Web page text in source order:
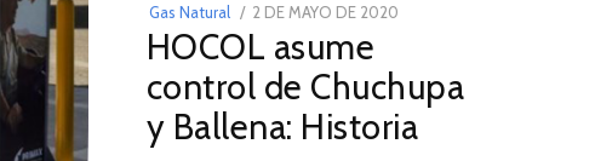
Gas Natural
POSTED
ON
2 DE MAYO DE 2020
DE
2026
HOCOL asume
control de Chuchupa
y Ballena: Historia